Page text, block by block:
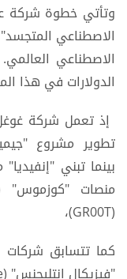
وتأتي خطوة شركة
الاصطناعي المتجسد"
الاصطناعي
الدولارات في هذا
بينما تبني
(GR00T)،
كما تتسابق شركات